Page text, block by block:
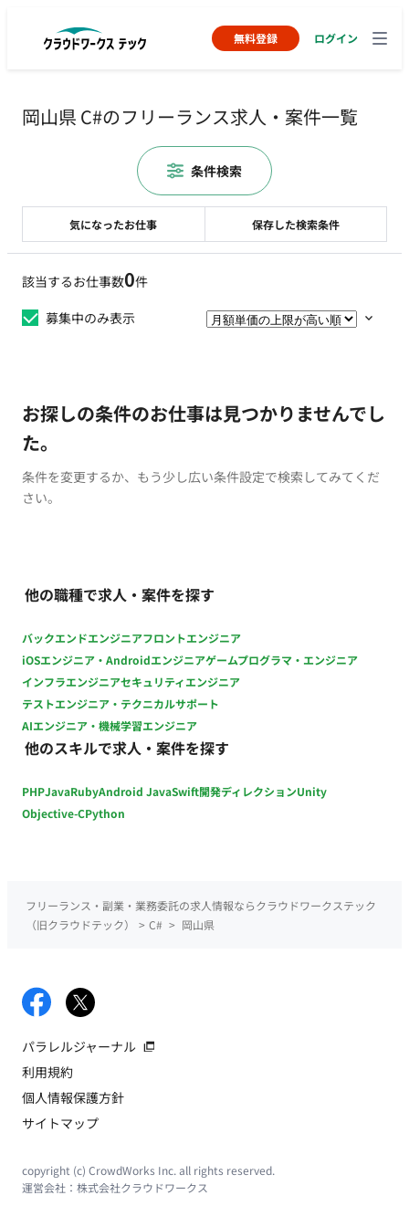
無料登録 ログイン
岡山県 C#のフリーランス求人・案件一覧
該当するお仕事数0件
募集中のみ表示
お探しの条件のお仕事は見つかりませんでし
た。
条件を変更するか、もう少し広い条件設定で検索してみてくだ
さい。
他の職種で求人・案件を探す
バックエンドエンジニアフロントエンジニア
iOSエンジニア・Androidエンジニアゲームプログラマ・エンジニア
インフラエンジニアセキュリティエンジニア
テストエンジニア・テクニカルサポート
AIエンジニア・機械学習エンジニア
他のスキルで求人・案件を探す
PHPJavaRubyAndroid JavaSwift開発ディレクションUnity
Objective-CPython
気になったお仕事 保存した検索条件
条件検索
フリーランス・副業・業務委託の求人情報ならクラウドワークステック
（旧クラウドテック）
> C# > 岡山県
パラレルジャーナル
利用規約
個人情報保護方針
サイトマップ
copyright (c) CrowdWorks Inc. all rights reserved.
運営会社： 株式会社クラウドワークス